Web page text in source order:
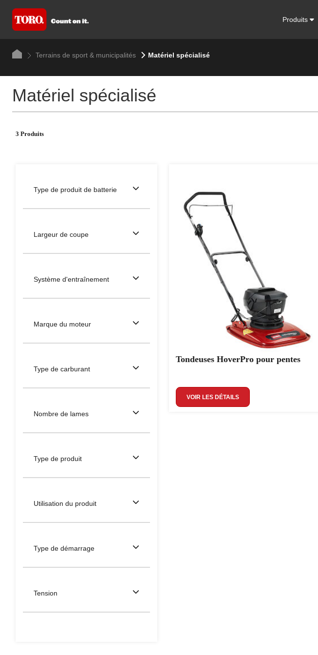
Produits
Terrains de sport & municipalités Matériel spécialisé
Matériel spécialisé
3 Produits
Type de produit de batterie
Largeur de coupe
Système d'entraînement
Marque du moteur
Type de carburant
Nombre de lames
Type de produit
Utilisation du produit
Type de démarrage
Tension
Tondeuses HoverPro pour pentes
VOIR LES DÉTAILS